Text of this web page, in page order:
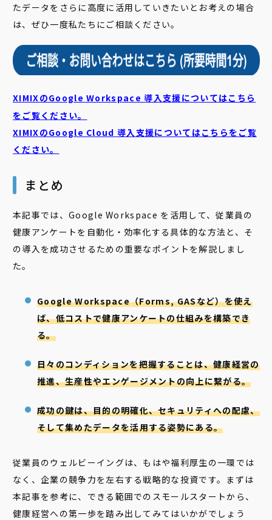
たデータをさらに高度に活用していきたいとお考えの場合
は、ぜひ一度私たちにご相談ください。
XIMIXのGoogle Workspace 導入支援についてはこちら
をご覧ください。
XIMIXのGoogle Cloud 導入支援についてはこちらをご覧
ください。
まとめ
本記事では、Google Workspace を活用して、従業員の
健康アンケートを自動化・効率化する具体的な方法と、そ
の導入を成功させるための重要なポイントを解説しまし
た。
Google Workspace（Forms, GASなど）を使え
ば、低コストで健康アンケートの仕組みを構築でき
る。
日々のコンディションを把握することは、健康経営の
推進、生産性やエンゲージメントの向上に繋がる。
成功の鍵は、目的の明確化、セキュリティへの配慮、
そして集めたデータを活用する姿勢にある。
従業員のウェルビーイングは、もはや福利厚生の一環では
なく、企業の競争力を左右する戦略的な投資です。まずは
本記事を参考に、できる範囲でのスモールスタートから、
健康経営への第一歩を踏み出してみてはいかがでしょう